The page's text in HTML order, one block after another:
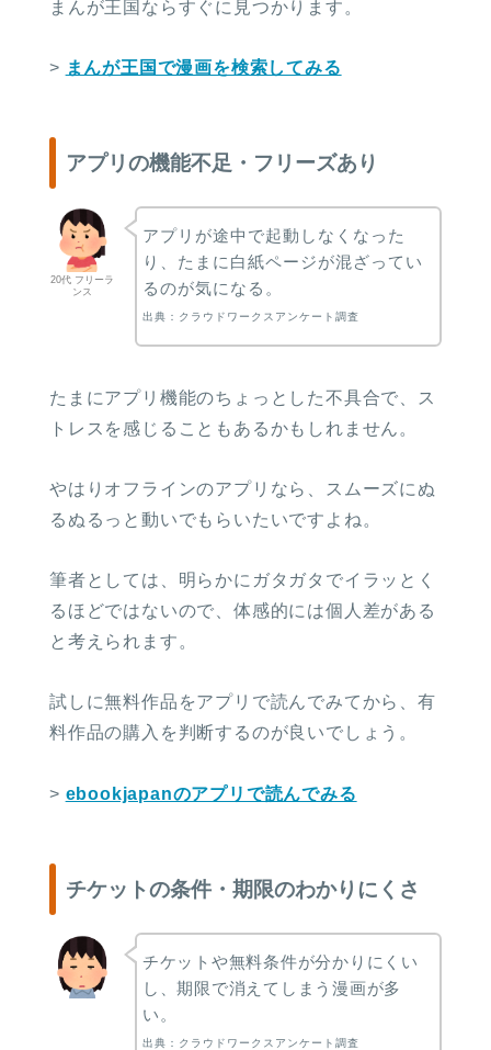
まんが王国ならすぐに見つかります。
> まんが王国で漫画を検索してみる
アプリの機能不足・フリーズあり
20代 フリーラ
ンス
アプリが途中で起動しなくなった
り、たまに白紙ページが混ざってい
るのが気になる。
出典：クラウドワークスアンケート調査
たまにアプリ機能のちょっとした不具合で、ス
トレスを感じることもあるかもしれません。
やはりオフラインのアプリなら、スムーズにぬ
るぬるっと動いでもらいたいですよね。
筆者としては、明らかにガタガタでイラッとく
るほどではないので、体感的には個人差がある
と考えられます。
試しに無料作品をアプリで読んでみてから、有
料作品の購入を判断するのが良いでしょう。
> ebookjapanのアプリで読んでみる
チケットの条件・期限のわかりにくさ
チケットや無料条件が分かりにくい
し、期限で消えてしまう漫画が多
い。
出典：クラウドワークスアンケート調査